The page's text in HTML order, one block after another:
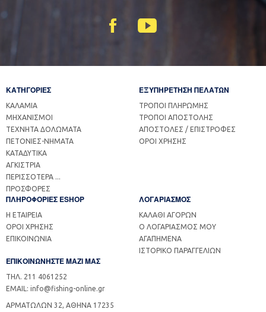
ΚΑΤΗΓΟΡΙΕΣ
ΚΑΛΑΜΙΑ
ΜΗΧΑΝΙΣΜΟΙ
ΤΕΧΝΗΤΑ ΔΟΛΩΜΑΤΑ
ΠΕΤΟΝΙΕΣ-ΝΗΜΑΤΑ
ΚΑΤΑΔΥΤΙΚΑ
ΑΓΚΙΣΤΡΙΑ
ΠΕΡΙΣΣΟΤΕΡΑ ...
ΠΡΟΣΦΟΡΕΣ
ΕΞΥΠΗΡΕΤΗΣΗ ΠΕΛΑΤΩΝ
ΤΡΟΠΟΙ ΠΛΗΡΩΜΗΣ
ΤΡΟΠΟΙ ΑΠΟΣΤΟΛΗΣ
ΑΠΟΣΤΟΛΕΣ / ΕΠΙΣΤΡΟΦΕΣ
ΟΡΟΙ ΧΡΗΣΗΣ
ΠΛΗΡΟΦΟΡΙΕΣ ESHOP
Η ΕΤΑΙΡΕΙΑ
ΟΡΟΙ ΧΡΗΣΗΣ
ΕΠΙΚΟΙΝΩΝΙΑ
ΛΟΓΑΡΙΑΣΜΟΣ
ΚΑΛΑΘΙ ΑΓΟΡΩΝ
Ο ΛΟΓΑΡΙΑΣΜΟΣ ΜΟΥ
ΑΓΑΠΗΜΕΝΑ
ΙΣΤΟΡΙΚΟ ΠΑΡΑΓΓΕΛΙΩΝ
ΕΠΙΚΟΙΝΩΝΗΣΤΕ ΜΑΖΙ ΜΑΣ
ΤΗΛ. 211 4061252
EMAIL: info@fishing-online.gr
ΑΡΜΑΤΩΛΩΝ 32, ΑΘΗΝΑ 17235